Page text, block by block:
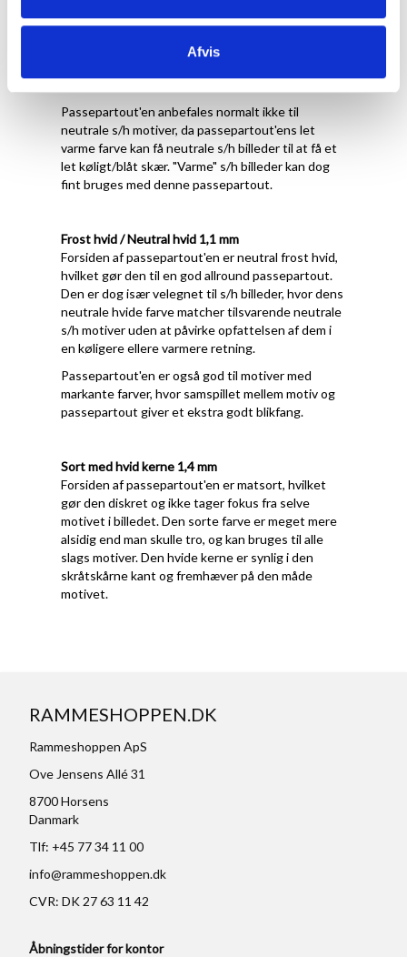
Afvis
porcelænshvid med struktur, hvilket gør den
velegnet til motiver, der har varme farver og/eller
hvid.
Passepartout'en anbefales normalt ikke til
neutrale s/h motiver, da passepartout'ens let
varme farve kan få neutrale s/h billeder til at få et
let køligt/blåt skær. "Varme" s/h billeder kan dog
fint bruges med denne passepartout.
Frost hvid / Neutral hvid 1,1 mm
Forsiden af passepartout'en er neutral frost hvid,
hvilket gør den til en god allround passepartout.
Den er dog især velegnet til s/h billeder, hvor dens
neutrale hvide farve matcher tilsvarende neutrale
s/h motiver uden at påvirke opfattelsen af dem i
en køligere ellere varmere retning.
Passepartout'en er også god til motiver med
markante farver, hvor samspillet mellem motiv og
passepartout giver et ekstra godt blikfang.
Sort med hvid kerne 1,4 mm
Forsiden af passepartout'en er matsort, hvilket
gør den diskret og ikke tager fokus fra selve
motivet i billedet. Den sorte farve er meget mere
alsidig end man skulle tro, og kan bruges til alle
slags motiver. Den hvide kerne er synlig i den
skråtskårne kant og fremhæver på den måde
motivet.
RAMMESHOPPEN.DK
Rammeshoppen ApS
Ove Jensens Allé 31
8700 Horsens
Danmark
Tlf: +45 77 34 11 00
info@rammeshoppen.dk
CVR: DK 27 63 11 42
Åbningstider for kontor